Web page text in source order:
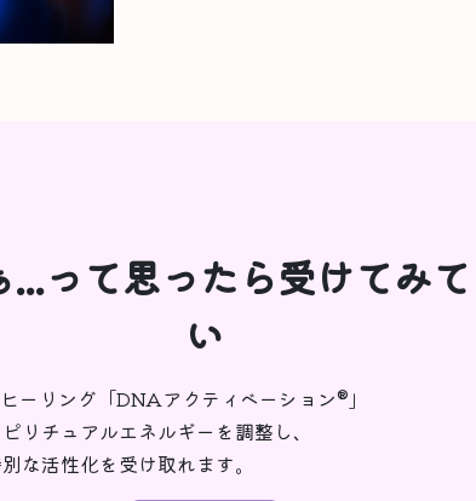
...って思ったら受けてみ
い
ーリング「DNAアクティベーション®︎」
リチュアルエネルギーを調整し、
な活性化を受け取れます。